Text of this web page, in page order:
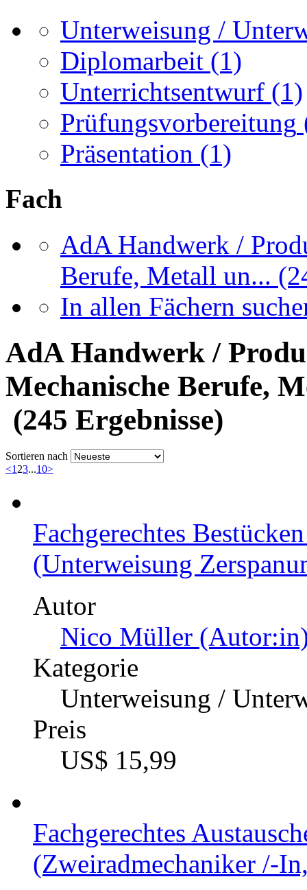
Unterweisung /
Diplomarbeit (1)
Unterrichtsentwurf (1)
Prüfungsvorbereitung
Präsentation (1)
Fach
AdA Handwerk /
Berufe, Metall un...
In allen Fächern
AdA Handwerk /
Mechanische Berufe,
(245 Ergebnisse)
Sortieren nach
<123...10>
Fachgerechtes
(Unterweisung
Autor
Nico Müller
Kategorie
Unterweisung /
Preis
US$ 15,99
Fachgerechtes
(Zweiradmechaniker /-